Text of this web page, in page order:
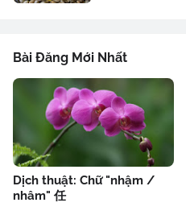
Bài Đăng Mới Nhất
Dịch thuật: Chữ "nhậm /
nhâm" 任